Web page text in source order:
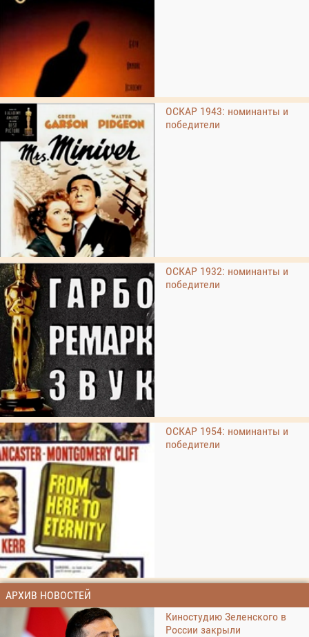
ОСКАР 1943: номинанты и
победители
ОСКАР 1932: номинанты и
победители
ОСКАР 1954: номинанты и
победители
АРХИВ НОВОСТЕЙ
Киностудию Зеленского в
России закрыли